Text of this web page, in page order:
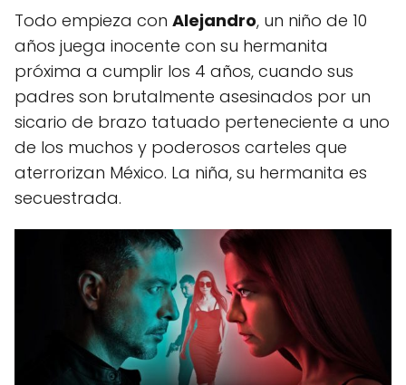
Todo empieza con Alejandro, un niño de 10
años juega inocente con su hermanita
próxima a cumplir los 4 años, cuando sus
padres son brutalmente asesinados por un
sicario de brazo tatuado perteneciente a uno
de los muchos y poderosos carteles que
aterrorizan México. La niña, su hermanita es
secuestrada.